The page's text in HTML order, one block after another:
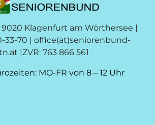
9020 Klagenfurt am Wörthersee |
33-70 | office(at)seniorenbund-
|ZVR: 763 866 561
MO-FR von 8 – 12 Uhr